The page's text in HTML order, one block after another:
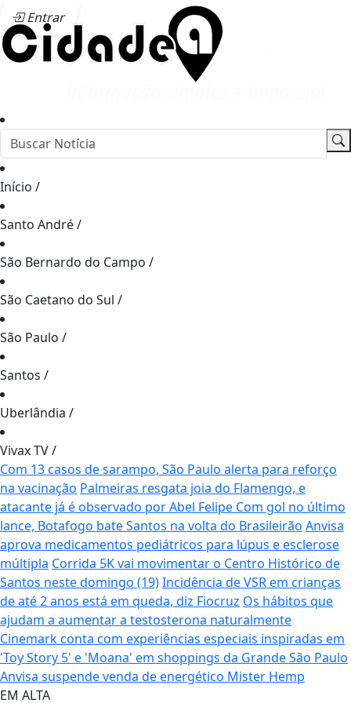
Entrar
Início /
Santo André/
São Bernardo do Campo /
São Caetano do Sul /
São Paulo /
Santos /
Uberlândia /
Vivax TV/
Com 13 casos de sarampo, São Paulo alerta para reforço
na vacinação Palmeiras resgata joia do Flamengo, e
atacante já é observado por Abel Felipe Com gol no último
lance, Botafogo bate Santos na volta do Brasileirão Anvisa
aprova medicamentos pediátricos para lúpus e esclerose
múltipla Corrida 5K vai movimentar o Centro Histórico de
Santos neste domingo (19)Incidência de VSR em crianças
de até 2 anos está em queda, diz Fiocruz Os hábitos que
ajudam a aumentar a testosterona naturalmente
Cinemark conta com experiências especiais inspiradas em
'Toy Story 5' e 'Moana' em shoppings da Grande São Paulo
Anvisa suspende venda de energético Mister Hemp
EM ALTA